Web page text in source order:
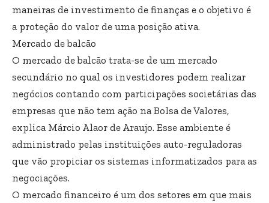
maneiras de investimento de finanças e o objetivo é
a proteção do valor de uma posição ativa.
Mercado de balcão
O mercado de balcão trata-se de um mercado
secundário no qual os investidores podem realizar
negócios contando com participações societárias das
empresas que não tem ação na Bolsa de Valores,
explica Márcio Alaor de Araujo. Esse ambiente é
administrado pelas instituições auto-reguladoras
que vão propiciar os sistemas informatizados para as
negociações.
O mercado financeiro é um dos setores em que mais